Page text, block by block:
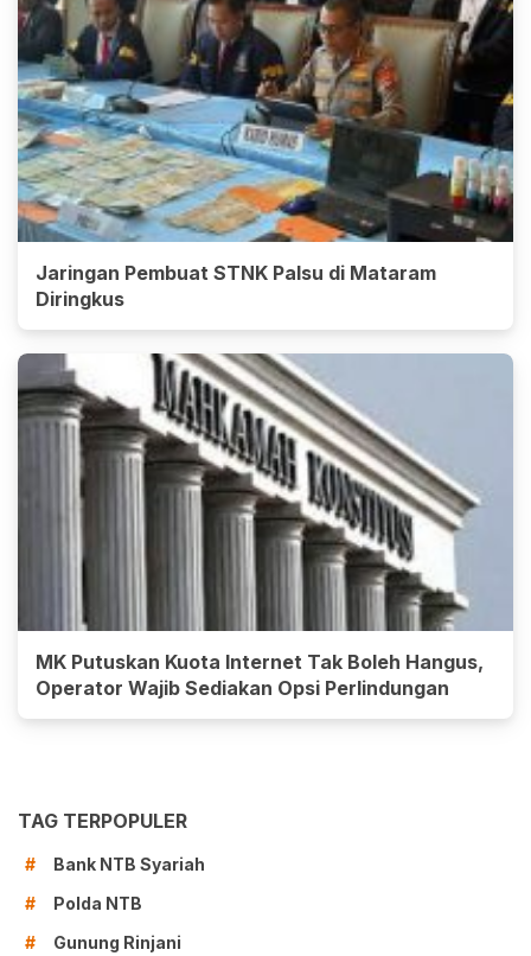
Jaringan Pembuat STNK Palsu di Mataram
Diringkus
MK Putuskan Kuota Internet Tak Boleh Hangus,
Operator Wajib Sediakan Opsi Perlindungan
TAG TERPOPULER
#
Bank NTB Syariah
#
Polda NTB
#
Gunung Rinjani